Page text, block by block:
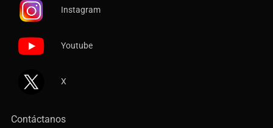
Instagram
Youtube
X
Contáctanos